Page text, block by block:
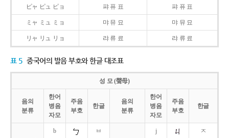
ピャ ピュ ピョ 퍄 퓨 표 퍄 퓨 표
ミャ ミュ ミョ 먀 뮤 묘 먀 뮤 묘
リャ リュ リョ 랴 류 료 랴 류 료
표 5 중국어의 발음 부호와 한글 대조표
성 모 (聲母)
음의
분류
한어
병음
자모
주음
부호
한글
음의
분류
한어
병음
자모
주음
부호
한글
b
ㅂ
j ㅈ